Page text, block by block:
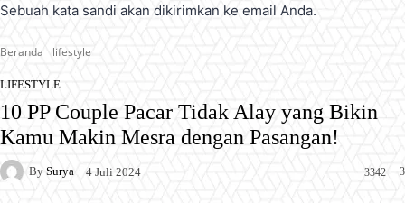
Sebuah kata sandi akan dikirimkan ke email Anda.
Beranda lifestyle
LIFESTYLE
10 PP Couple Pacar Tidak Alay yang Bikin
Kamu Makin Mesra dengan Pasangan!
By Surya 4 Juli 2024 3
3342